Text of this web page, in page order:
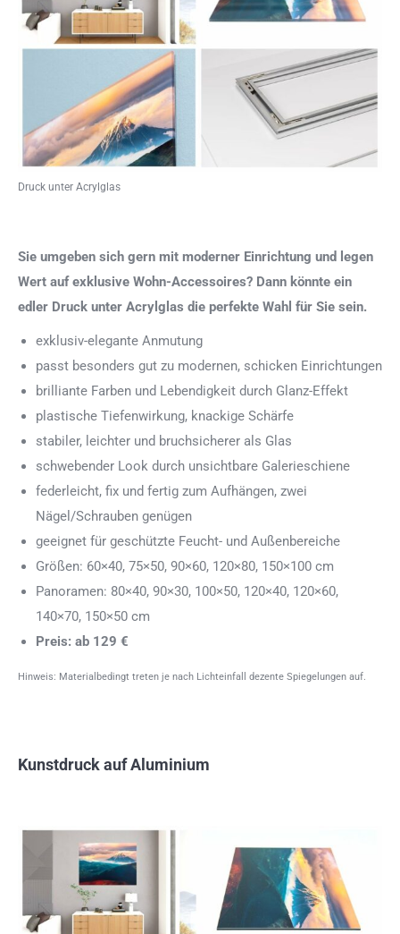
Druck unter Acrylglas
Sie umgeben sich gern mit moderner Einrichtung und legen
Wert auf exklusive Wohn-Accessoires? Dann könnte ein
edler Druck unter Acrylglas die perfekte Wahl für Sie sein.
exklusiv-elegante Anmutung
passt besonders gut zu modernen, schicken Einrichtungen
brilliante Farben und Lebendigkeit durch Glanz-Effekt
plastische Tiefenwirkung, knackige Schärfe
stabiler, leichter und bruchsicherer als Glas
schwebender Look durch unsichtbare Galerieschiene
federleicht, fix und fertig zum Aufhängen, zwei
Nägel/Schrauben genügen
geeignet für geschützte Feucht- und Außenbereiche
Größen: 60×40, 75×50, 90×60, 120×80, 150×100 cm
Panoramen: 80×40, 90×30, 100×50, 120×40, 120×60,
140×70, 150×50 cm
Preis: ab 129 €
Hinweis: Materialbedingt treten je nach Lichteinfall dezente Spiegelungen auf.
Kunstdruck auf Aluminium